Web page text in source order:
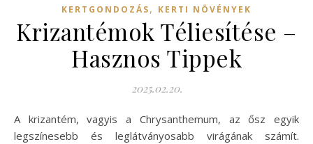
KERTGONDOZÁS, KERTI NÖVÉNYEK
Krizantémok Téliesítése –
Hasznos Tippek
2025.02.20.
A krizantém, vagyis a Chrysanthemum, az ősz egyik
legszínesebb és leglátványosabb virágának számít.